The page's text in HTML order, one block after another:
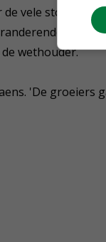
vele stoppers.
wethouder.
'De groeiers